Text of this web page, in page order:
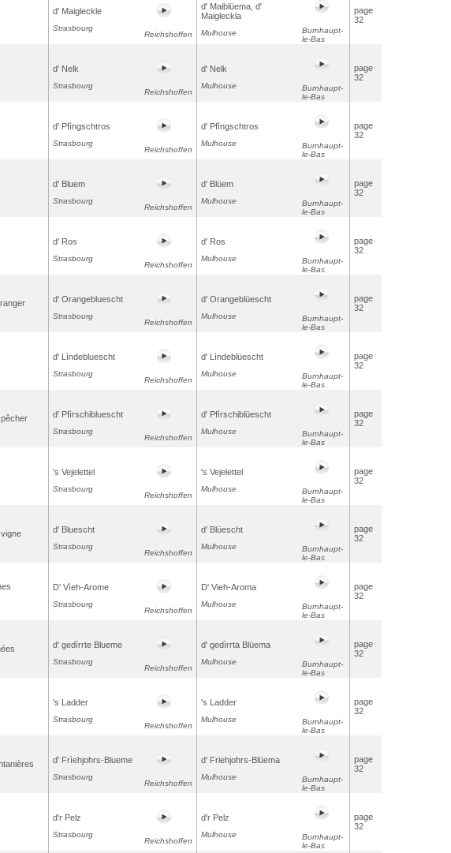
d' Maigleckle
Strasbourg
Reichshoffen
d' Maiblüema, d'
Maigleckla
Mulhouse
Burnhaupt-
le-Bas
page
32
d' Nelk
Strasbourg
Reichshoffen
d' Nelk
Mulhouse
Burnhaupt-
le-Bas
page
32
d' Pfìngschtros
Strasbourg
Reichshoffen
d' Pfìngschtros
Mulhouse
Burnhaupt-
le-Bas
page
32
d' Bluem
Strasbourg
Reichshoffen
d' Blüem
Mulhouse
Burnhaupt-
le-Bas
page
32
d' Ros
Strasbourg
Reichshoffen
d' Ros
Mulhouse
Burnhaupt-
le-Bas
page
32
d' Orangebluescht
Strasbourg
Reichshoffen
d' Orangeblüescht
Mulhouse
Burnhaupt-
le-Bas
page
32
d' Lìndebluescht
Strasbourg
Reichshoffen
d' Lìndeblüescht
Mulhouse
Burnhaupt-
le-Bas
page
32
d' Pfìrschibluescht
Strasbourg
Reichshoffen
d' Pfìrschiblüescht
Mulhouse
Burnhaupt-
le-Bas
page
32
's Vejelettel
Strasbourg
Reichshoffen
's Vejelettel
Mulhouse
Burnhaupt-
le-Bas
page
32
d' Bluescht
Strasbourg
Reichshoffen
d' Blüescht
Mulhouse
Burnhaupt-
le-Bas
page
32
D' Vìeh-Arome
Strasbourg
Reichshoffen
D' Vieh-Aroma
Mulhouse
Burnhaupt-
le-Bas
page
32
d' gedìrrte Blueme
Strasbourg
Reichshoffen
d' gedìrrta Blüema
Mulhouse
Burnhaupt-
le-Bas
page
32
's Ladder
Strasbourg
Reichshoffen
's Ladder
Mulhouse
Burnhaupt-
le-Bas
page
32
d' Frìehjohrs-Blueme
Strasbourg
Reichshoffen
d' Friehjohrs-Blüema
Mulhouse
Burnhaupt-
le-Bas
page
32
d'r Pelz
Strasbourg
Reichshoffen
d'r Pelz
Mulhouse
Burnhaupt-
le-Bas
page
32